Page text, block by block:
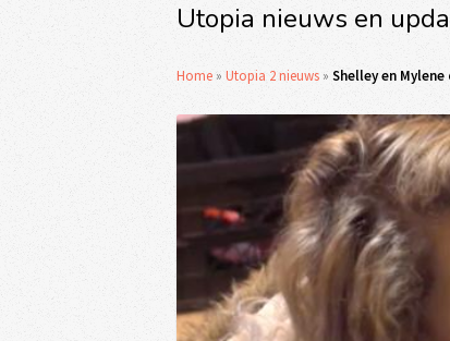
Utopia nieuws en
Home » Utopia 2 nieuws » Shelley en